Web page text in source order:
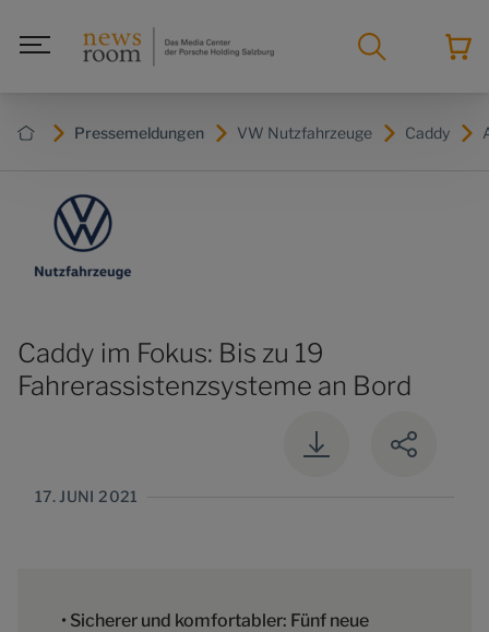
Pressemeldungen VW Nutzfahrzeuge Caddy
Caddy im Fokus: Bis zu 19
Fahrerassistenzsysteme an Bord
17. JUNI 2021
• Sicherer und komfortabler: Fünf neue